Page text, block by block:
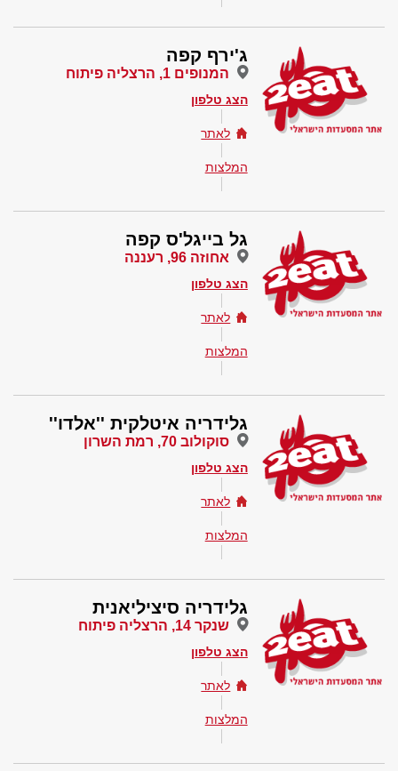
ג'ירף קפה
המנופים 1, הרצליה פיתוח
הצג טלפון
לאתר
המלצות
גל בייגל'ס קפה
אחוזה 96, רעננה
הצג טלפון
לאתר
המלצות
גלידריה איטלקית ''אלדו''
סוקולוב 70, רמת השרון
הצג טלפון
לאתר
המלצות
גלידריה סיציליאנית
שנקר 14, הרצליה פיתוח
הצג טלפון
לאתר
המלצות